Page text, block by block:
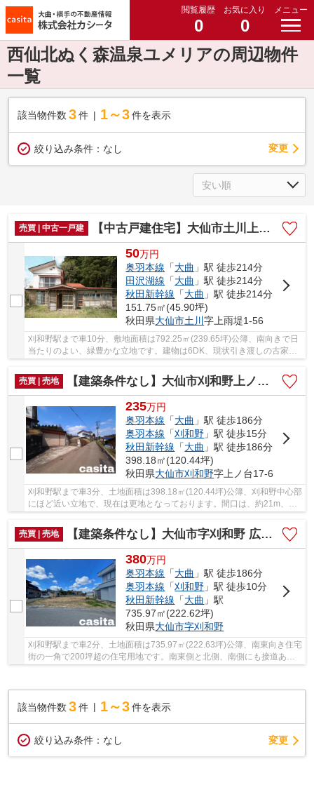
閲覧履歴
0
お気に入り
0
メニュー
西仙北ぬく森温泉ユメリアの周辺物件
一覧
該当物件数 3件 1～3 件を表示
絞り込み条件： なし 変更
売買 | 中古一戸建 【中古戸建住宅】大仙市土川上雨堤 敷地面積239.65坪(公簿) 現状渡しの中古戸建住宅
50万円
奥羽本線 「大曲 」駅 徒歩214分
田沢湖線 「大曲 」駅 徒歩214分
秋田新幹線 「大曲 」駅 徒歩214分
151.75㎡(45.90坪)
秋田県大仙市土川字上雨堤1-56
刈和野駅まで車10分、敷地面積は792.25㎡(239.65坪)公簿、南向きで日
当たりのよい、緑豊かな立地です。建物は6DK、現状引き渡しの古家付
売買 | 売地
【建築条件なし】大仙市刈和野上ノ台 見晴らしの良い高台、南東向き住宅用地120.44坪
235万円
奥羽本線 「大曲 」駅 徒歩186分
奥羽本線 「刈和野 」駅 徒歩15分
秋田新幹線 「大曲 」駅 徒歩186分
398.18㎡(120.44坪)
秋田県大仙市刈和野字上ノ台17-6
刈和野駅まで車3分、土地面積は398.18㎡(120.44坪)公簿、刈和野中心部
にほど近い立地で、現在は更地となっております。間口は、約21m、南
売買 | 売地
【建築条件なし】大仙市字刈和野 広い間口の広大地222.63坪 住宅用地
380万円
奥羽本線 「大曲 」駅 徒歩186分
奥羽本線 「刈和野 」駅 徒歩10分
秋田新幹線 「大曲 」駅
735.97㎡(222.62坪)
秋田県大仙市字刈和野
刈和野駅まで車2分、土地面積は735.97㎡(222.63坪)公簿、南東向き住宅
街の一角で200坪超の住宅用地です。南東側と北側、南側にも接道あ
り、敷地内のレイアウトの幅も広がりますね。南...
該当物件数 3件 1～3 件を表示
絞り込み条件： なし 変更